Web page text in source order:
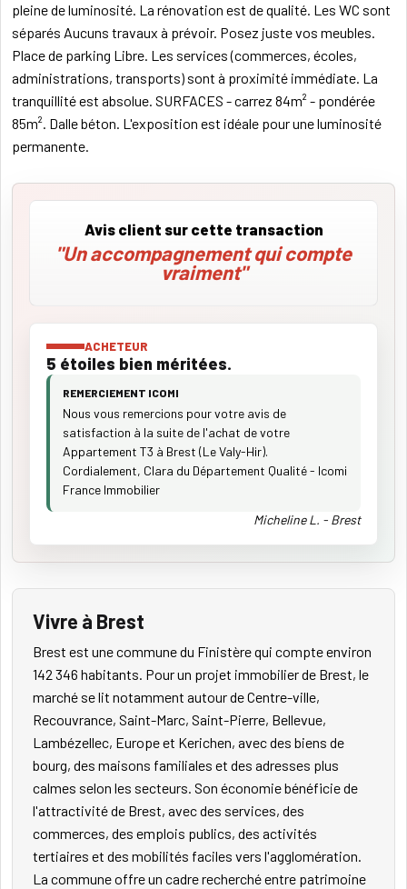
pleine de luminosité. La rénovation est de qualité. Les WC sont
séparés Aucuns travaux à prévoir. Posez juste vos meubles.
Place de parking Libre. Les services (commerces, écoles,
administrations, transports) sont à proximité immédiate. La
tranquillité est absolue. SURFACES - carrez 84m² - pondérée
85m². Dalle béton. L'exposition est idéale pour une luminosité
permanente.
Avis client sur cette transaction
"Un accompagnement qui compte
vraiment"
ACHETEUR
5 étoiles bien méritées.
REMERCIEMENT ICOMI
Nous vous remercions pour votre avis de
satisfaction à la suite de l'achat de votre
Appartement T3 à Brest (Le Valy-Hir).
Cordialement, Clara du Département Qualité - Icomi
France Immobilier
Micheline L. - Brest
Vivre à Brest
Brest est une commune du Finistère qui compte environ
142 346 habitants. Pour un projet immobilier de Brest, le
marché se lit notamment autour de Centre-ville,
Recouvrance, Saint-Marc, Saint-Pierre, Bellevue,
Lambézellec, Europe et Kerichen, avec des biens de
bourg, des maisons familiales et des adresses plus
calmes selon les secteurs. Son économie bénéficie de
l'attractivité de Brest, avec des services, des
commerces, des emplois publics, des activités
tertiaires et des mobilités faciles vers l'agglomération.
La commune offre un cadre recherché entre patrimoine